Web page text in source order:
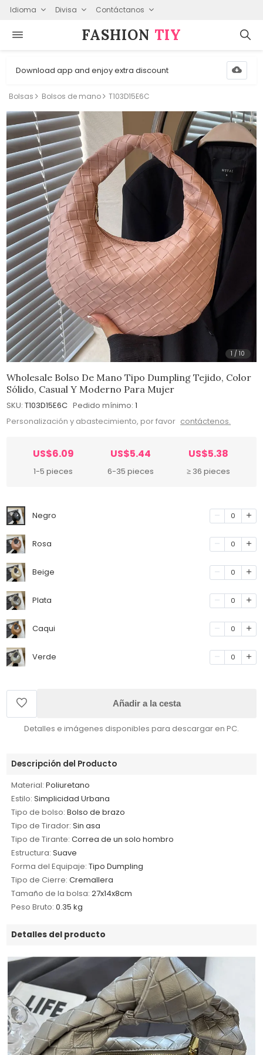
Idioma Divisa Contáctanos
FASHION⁠ TIY
Download app and enjoy extra discount
Bolsas Bolsos de mano T103D15E6C
1 /10
Wholesale Bolso De Mano Tipo Dumpling Tejido, Color
Sólido, Casual Y Moderno Para Mujer
SKU: T103D15E6C Pedido mínimo: 1
Personalización y abastecimiento, por favor contáctenos.
US$6.09
1-5 pieces
US$5.44
6-35 pieces
US$5.38
≥ 36 pieces
Negro 0
Rosa 0
Beige 0
Plata 0
Caqui 0
Verde 0
Añadir a la cesta
Detalles e imágenes disponibles para descargar en PC.
Descripción del Producto
Material: Poliuretano
Estilo: Simplicidad Urbana
Tipo de bolso: Bolso de brazo
Tipo de Tirador: Sin asa
Tipo de Tirante: Correa de un solo hombro
Estructura: Suave
Forma del Equipaje: Tipo Dumpling
Tipo de Cierre: Cremallera
Tamaño de la bolsa: 27x14x8cm
Peso Bruto: 0.35 kg
Detalles del producto